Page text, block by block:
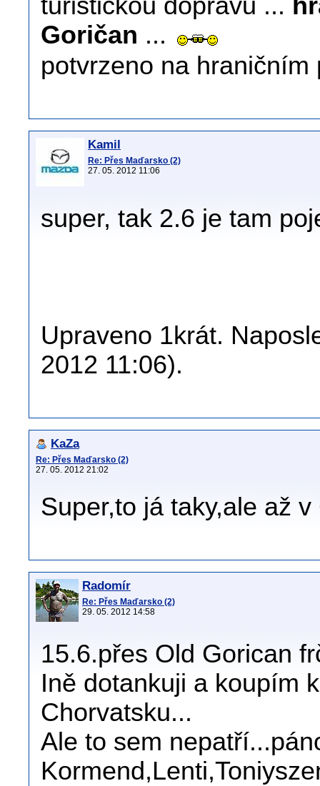
turistickou dopravu ...
Goričan ...
potvrzeno na hraničním
Kamil
Re: Přes Maďarsko (2)
27. 05. 2012 11:06
super, tak 2.6 je tam
Upraveno 1krát.
2012 11:06).
KaZa
Re: Přes Maďarsko (2)
27. 05. 2012 21:02
Super,to já taky,ale až
Radomír
Re: Přes Maďarsko (2)
29. 05. 2012 14:58
15.6.přes Old Gorican
Ině dotankuji a koupím
Chorvatsku...
Ale to sem